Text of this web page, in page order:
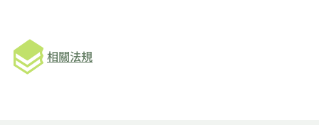
相關法規